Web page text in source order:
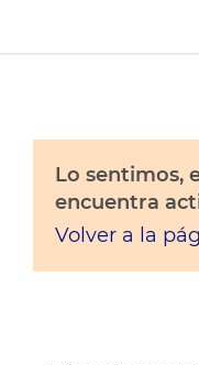
Lo sentimos,
encuentra
Volver a la